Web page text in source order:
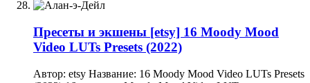
Пресеты и экшены [etsy] 16 Moody Mood
Video LUTs Presets (2022)
Автор: etsy Название: 16 Moody Mood Video LUTs Presets